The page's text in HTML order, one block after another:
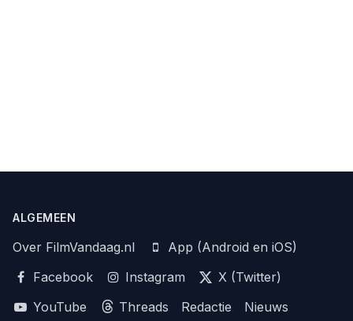
ALGEMEEN
Over FilmVandaag.nl
App (Android en iOS)
Facebook
Instagram
X (Twitter)
YouTube
Threads Redactie
Nieuws